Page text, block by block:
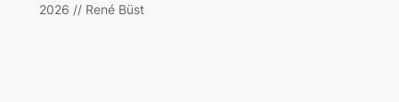
2026 // René Büst